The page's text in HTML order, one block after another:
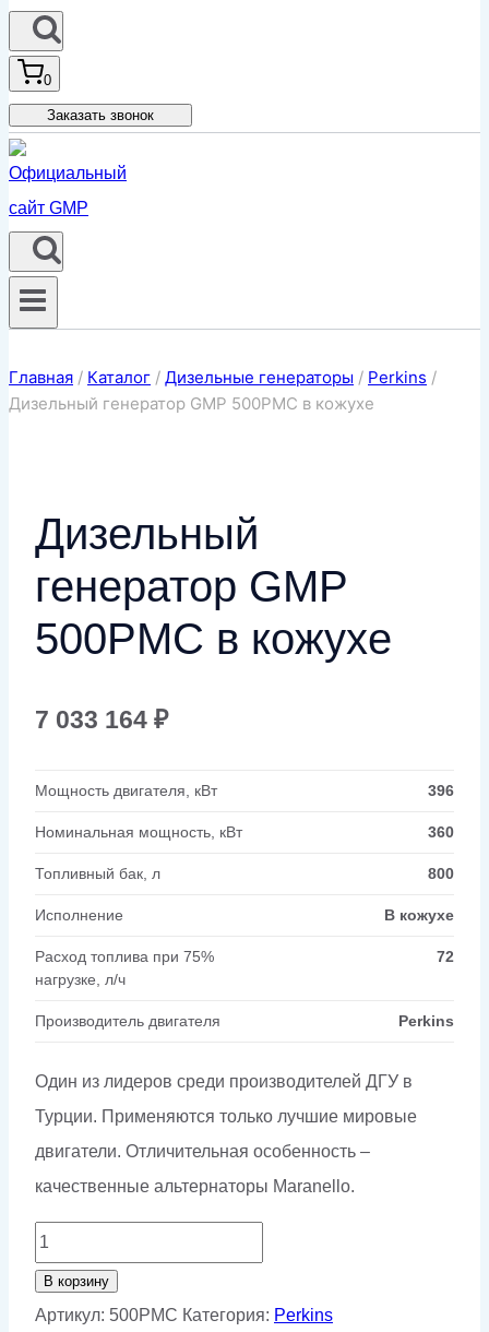
0
Заказать звонок
Главная / Каталог / Дизельные генераторы / Perkins /
Дизельный генератор GMP 500PMC в кожухе
Дизельный
генератор GMP
500PMC в кожухе
7 033 164 ₽
Мощность двигателя, кВт 396
Номинальная мощность, кВт 360
Топливный бак, л 800
Исполнение В кожухе
Расход топлива при 75%
нагрузке, л/ч
72
Производитель двигателя Perkins
Один из лидеров среди производителей ДГУ в
Турции. Применяются только лучшие мировые
двигатели. Отличительная особенность –
качественные альтернаторы Maranello.
Количество
товара
Дизельный
В корзину
Артикул: 500PMC Категория: Perkins